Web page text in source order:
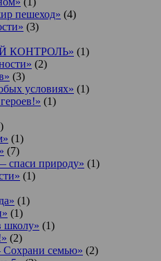
пешеход» (4)
(3)
КОНТРОЛЬ» (1)
(2)
(3)
условиях» (1)
(1)
(1)
(7)
спаси природу» (1)
(1)
(1)
(1)
школу» (1)
(2)
семью» (2)